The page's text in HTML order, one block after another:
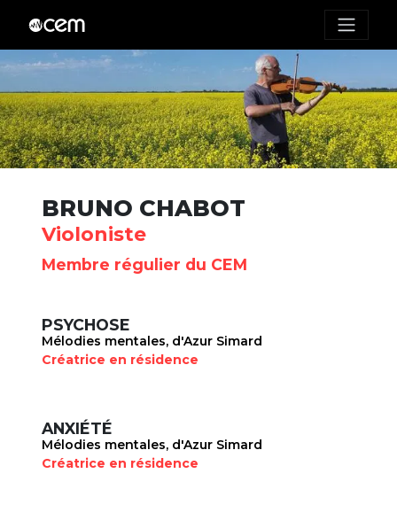
BRUNO CHABOT
Violoniste
Membre régulier du CEM
PSYCHOSE
Mélodies mentales, d'Azur Simard
Créatrice en résidence
ANXIÉTÉ
Mélodies mentales, d'Azur Simard
Créatrice en résidence